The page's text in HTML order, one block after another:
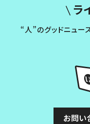
ラ
“人”のグッドニュー
お問い